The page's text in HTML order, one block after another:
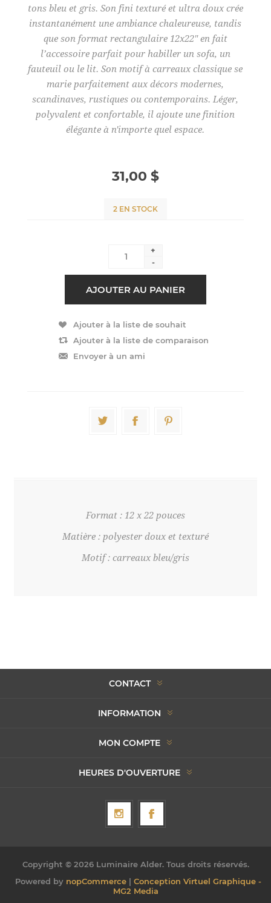
tons bleu et gris. Son fini texturé et ultra doux crée
instantanément une ambiance chaleureuse, tandis
que son format rectangulaire 12x22" en fait
l’accessoire parfait pour habiller un sofa, un
fauteuil ou le lit. Son motif à carreaux classique se
marie parfaitement aux décors modernes,
scandinaves, rustiques ou contemporains. Léger,
polyvalent et confortable, il ajoute une finition
élégante à n'importe quel espace.
31,00 $
2 EN STOCK
+
-
Format : 12 x 22 pouces
Matière : polyester doux et texturé
Motif : carreaux bleu/gris
CONTACT
INFORMATION
MON COMPTE
HEURES D'OUVERTURE
Copyright © 2026 Luminaire Alder. Tous droits réservés.
Powered by nopCommerce| Conception Virtuel Graphique -
MG2 Media